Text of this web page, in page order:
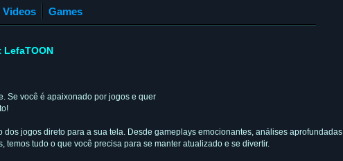
Videos Games
LefaTOON
Se você é apaixonado por jogos e quer
jogos direto para a sua tela. Desde gameplays emocionantes, análises aprofundadas
tudo o que você precisa para se manter atualizado e se divertir.